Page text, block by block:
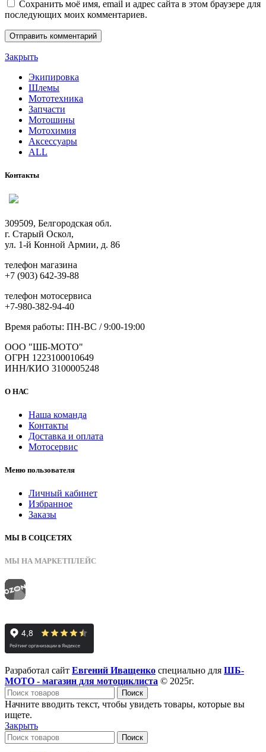
Сохранить моё имя, email и адрес сайта в этом браузере для
последующих моих комментариев.
Закрыть
Экипировка
Шлемы
Мототехника
Запчасти
Мотошины
Мотохимия
Аксессуары
ALL
Контакты
309509, Белгородская обл.
г. Старый Оскол,
ул. 1-й Конной Армии, д. 86
телефон магазина
+7 (903) 642-39-88
телефон мотосервиса
+7-980-382-94-40
Время работы: ПН-ВС / 9:00-19:00
ООО "ШБ-МОТО"
ОГРН 1223100010649
ИНН/КИО 3100005248
О НАС
Наша команда
Контакты
Доставка и оплата
Мотосервис
Меню пользователя
Личный кабинет
Избранное
Заказы
МЫ В СОЦСЕТЯХ
МЫ НА МАРКЕТПЛЕЙС
Разработал сайт Евгений Иващенко специально для ШБ-
МОТО - магазин для мотоциклиста © 2025г.
Поиск
Начните вводить текст, чтобы увидеть товары, которые вы
ищете.
Закрыть
Поиск